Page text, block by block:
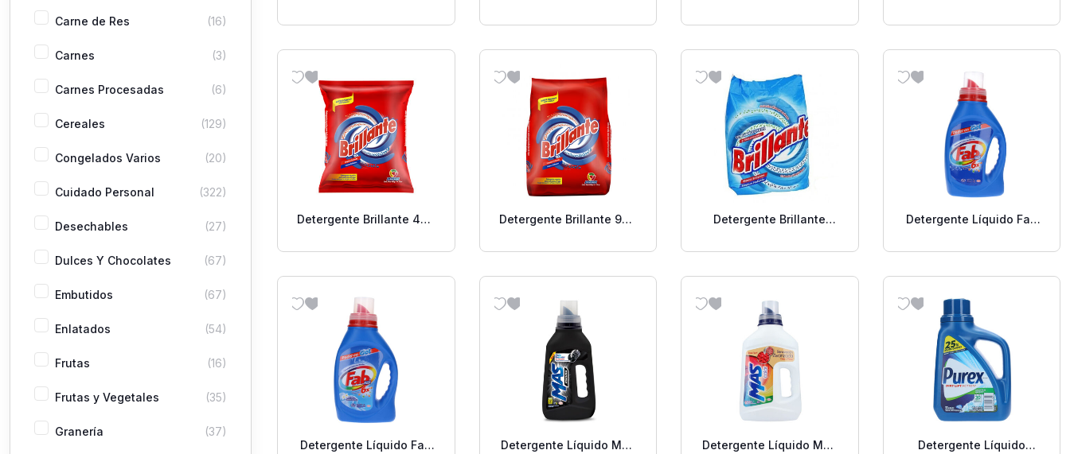
Carne de Res (16)
Carnes (3)
Carnes Procesadas (6)
Cereales (129)
Congelados Varios (20)
Cuidado Personal (322)
Desechables (27)
Dulces Y Chocolates (67)
Embutidos (67)
Enlatados (54)
Frutas (16)
Frutas y Vegetales (35)
Granería (37)
Detergente Brillante 400
Detergente Brillante 900
Detergente Brillante
Detergente Líquido Fab
Detergente Líquido Fab
Detergente Líquido Mas
Detergente Líquido Mas
Detergente Líquido